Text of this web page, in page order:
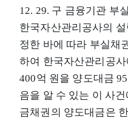
12. 29. 구 금융기관 부
한국자산관리공사의
정한 바에 따라 부실채
하여 한국자산관리공
400억 원을 양도대금
음을 알 수 있는 이 사
금채권의 양도대금은